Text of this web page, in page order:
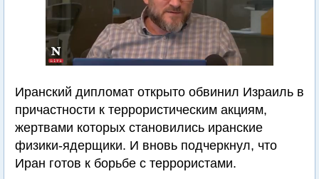
Иранский дипломат открыто обвинил Израиль в
причастности к террористическим акциям,
жертвами которых становились иранские
физики-ядерщики. И вновь подчеркнул, что
Иран готов к борьбе с террористами.